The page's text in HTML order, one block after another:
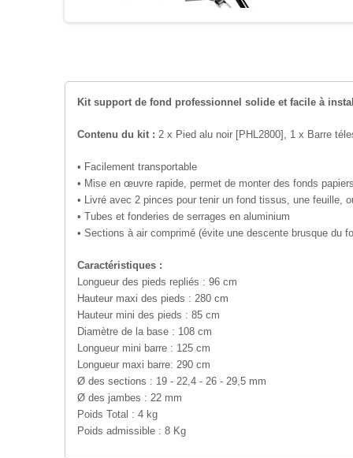
Kit support de fond professionnel solide et facile à
Contenu du kit : 2 x Pied alu noir [PHL2800], 1 x Barre
• Facilement transportable
• Mise en œuvre rapide, permet de monter des fonds
• Livré avec 2 pinces pour tenir un fond tissus, une feuille,
• Tubes et fonderies de serrages en aluminium
• Sections à air comprimé (évite une descente brusque du
Caractéristiques :
Longueur des pieds repliés : 96 cm
Hauteur maxi des pieds : 280 cm
Hauteur mini des pieds : 85 cm
Diamètre de la base : 108 cm
Longueur mini barre : 125 cm
Longueur maxi barre: 290 cm
Ø des sections : 19 - 22,4 - 26 - 29,5 mm
Ø des jambes : 22 mm
Poids Total : 4 kg
Poids admissible : 8 Kg